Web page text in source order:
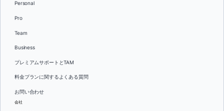
Personal
Pro
Team
Business
プレミアムサポートとTAM
料金プランに関するよくある質問
お問い合わせ
会社